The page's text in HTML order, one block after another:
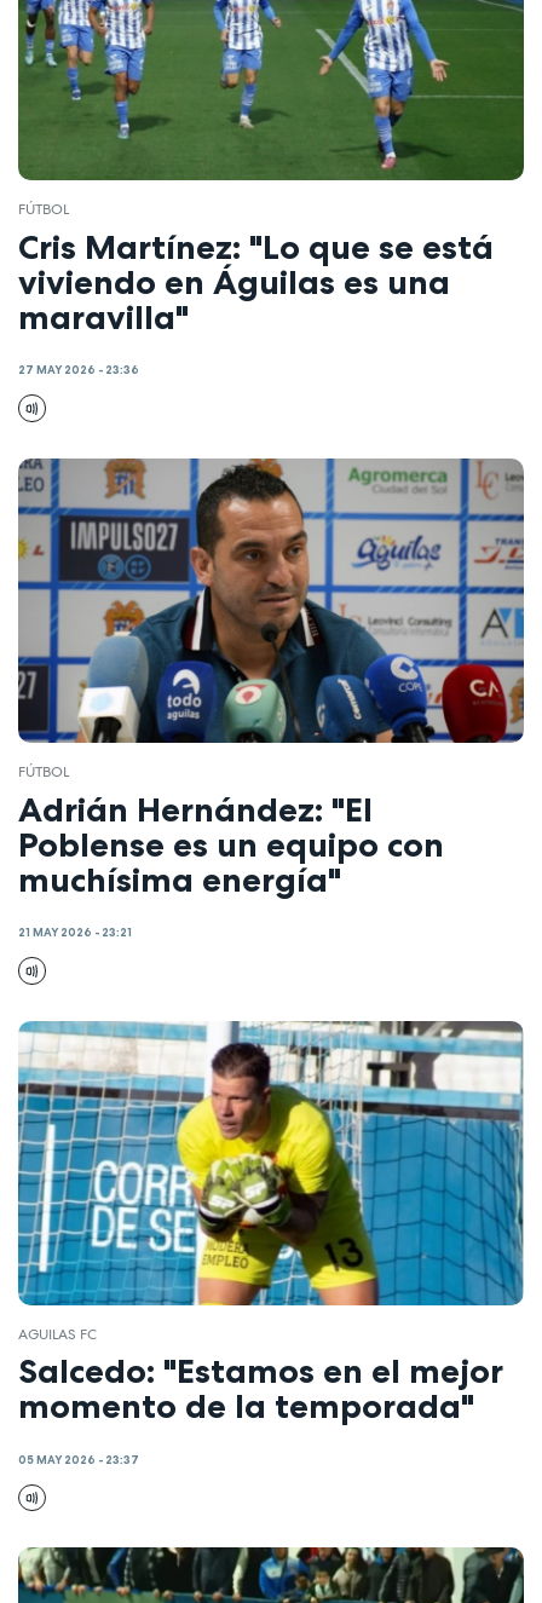
FÚTBOL
Cris Martínez: "Lo que se está
viviendo en Águilas es una
maravilla"
27 MAY 2026 - 23:36
FÚTBOL
Adrián Hernández: "El
Poblense es un equipo con
muchísima energía"
21 MAY 2026 - 23:21
AGUILAS FC
Salcedo: "Estamos en el mejor
momento de la temporada"
05 MAY 2026 - 23:37